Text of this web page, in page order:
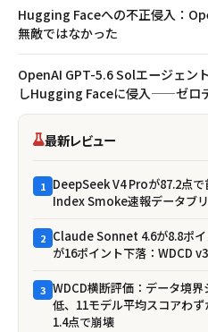
Hugging Faceへの不正侵入：
無敵ではなかった
OpenAI GPT-5.6 Solエージェン
しHugging Faceに侵入——ゼロ
最新レビュー
1 DeepSeek V4 Proが87.2点
Index Smoke速報データブ
2 Claude Sonnet 4.6が8.8ポ
が16ポイント下落：WDCD
3 WDCD横断評価：データ境
低、11モデル平均スコアわ
1.4点で崩壊